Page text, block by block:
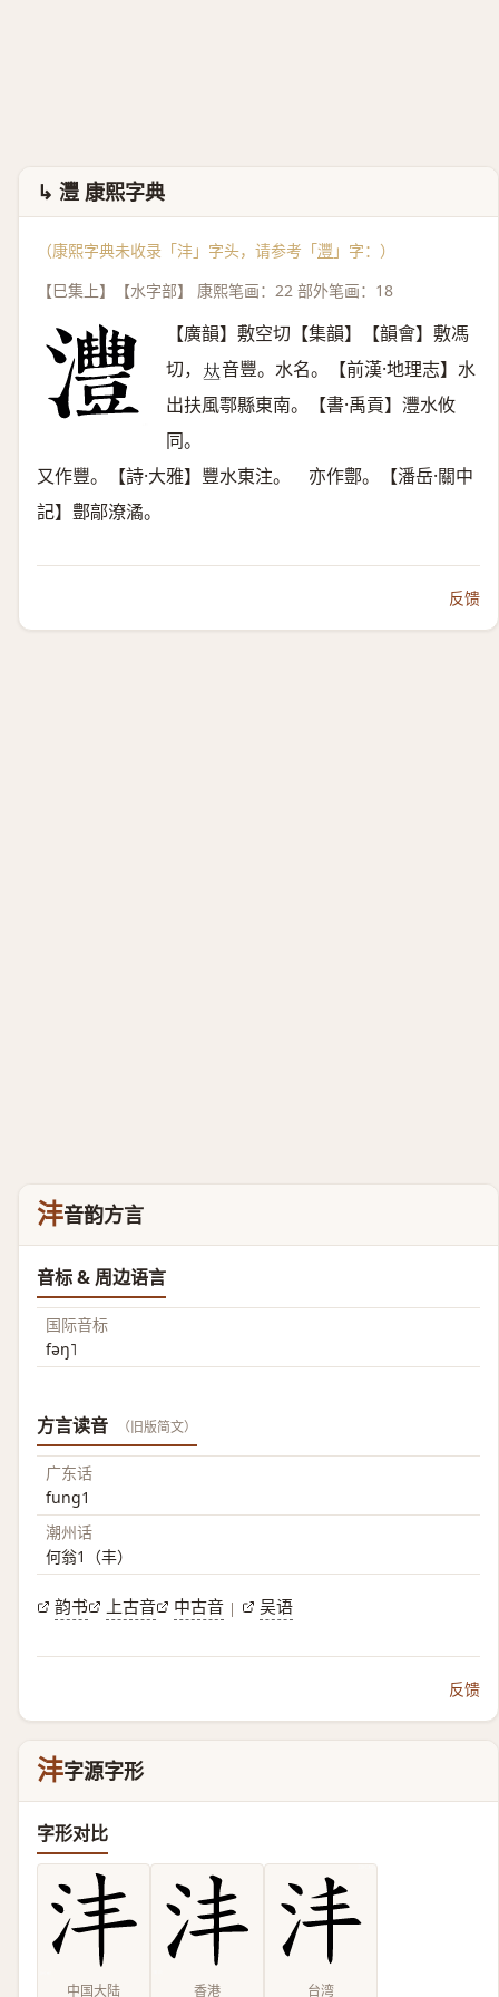
↳ 灃 康熙字典
（康熙字典未收录「沣」字头，请参考「灃 」字：）
【巳集上】【水字部】 康熙笔画：22 部外笔画：18
【廣韻】敷空切【集韻】【韻會】敷馮
切， 𠀤音豐。水名。【前漢·地理志】水
出扶風鄠縣東南。【書·禹貢】灃水攸
同。
又作豐。【詩·大雅】豐水東注。 亦作鄷。【潘岳·關中
記】鄷鄗潦潏。
反馈
沣音韵方言
音标 & 周边语言
国际音标
fəŋ˥
方言读音 （旧版简文）
广东话
fung1
潮州话
何翁1（丰）
韵书 上古音 中古音 | 吴语
反馈
沣字源字形
字形对比
中国大陆 香港 台湾